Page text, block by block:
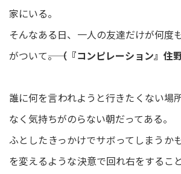
家にいる。
そんなある日、一人の友達だけが何度
がついて――。（『コンピレーション』住野
誰に何を言われようと行きたくない場
なく気持ちがのらない朝だってある。
ふとしたきっかけでサボってしまうか
を変えるような決意で回れ右をするこ